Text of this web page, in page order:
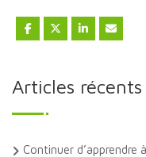
Articles récents
Continuer